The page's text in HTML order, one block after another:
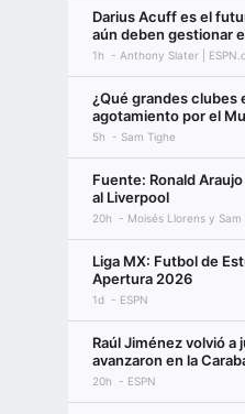
Darius Acuff es el
aún deben gestionar
1h Anthony Slater |
¿Qué grandes clubes
agotamiento por el
5h Sam Tighe
Fuente: Ronald
al Liverpool
20h Moisés Llorens y Sam
Liga MX: Futbol de
Apertura 2026
1d ESPN
Raúl Jiménez volvió a
avanzaron en la
20h ESPN